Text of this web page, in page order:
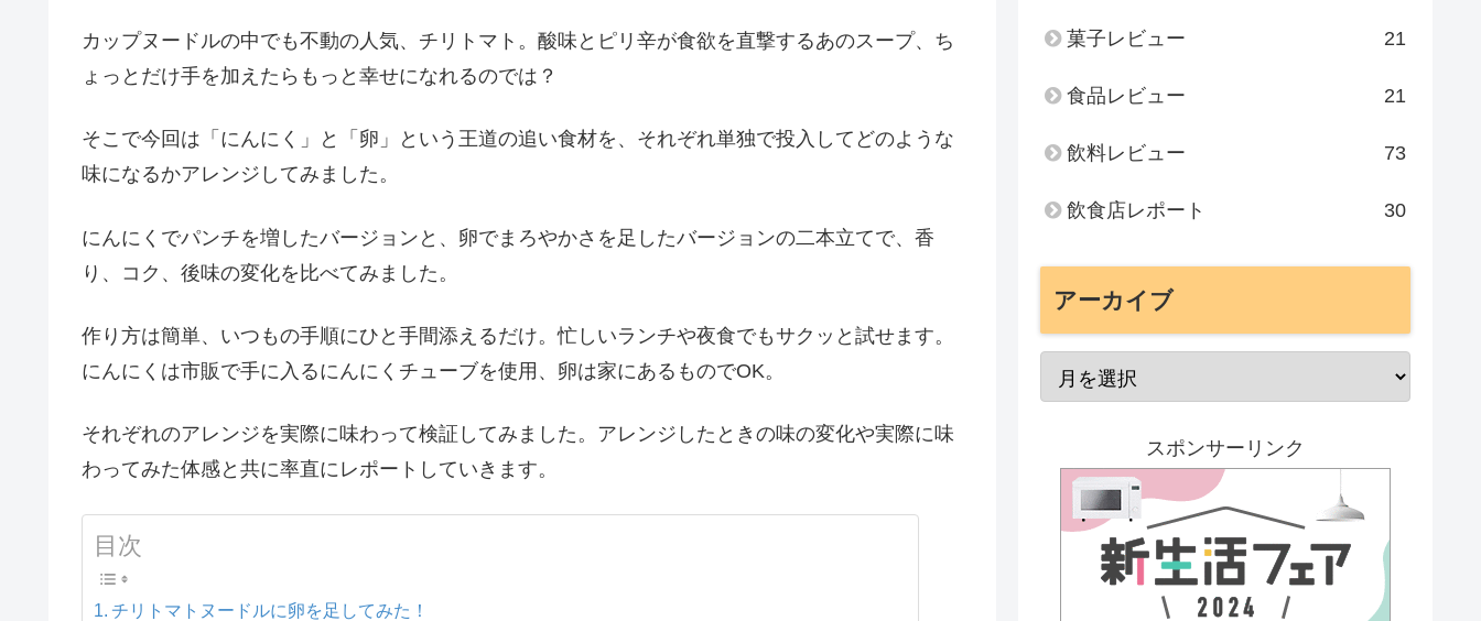
カップヌードルの中でも不動の人気、チリトマト。酸味とピリ辛が食欲を直撃するあのスープ、ち
ょっとだけ手を加えたらもっと幸せになれるのでは？
そこで今回は「にんにく」と「卵」という王道の追い食材を、それぞれ単独で投入してどのような
味になるかアレンジしてみました。
にんにくでパンチを増したバージョンと、卵でまろやかさを足したバージョンの二本立てで、香
り、コク、後味の変化を比べてみました。
作り方は簡単、いつもの手順にひと手間添えるだけ。忙しいランチや夜食でもサクッと試せます。
にんにくは市販で手に入るにんにくチューブを使用、卵は家にあるものでOK。
それぞれのアレンジを実際に味わって検証してみました。アレンジしたときの味の変化や実際に味
わってみた体感と共に率直にレポートしていきます。
目次
チリトマトヌードルに卵を足してみた！
菓子レビュー 21
食品レビュー 21
飲料レビュー 73
飲食店レポート 30
アーカイブ
スポンサーリンク